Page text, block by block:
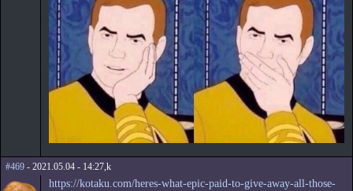
#469 - 2021.05.04 - 14:27,k
https://kotaku.com/heres-what-epic-paid-to-give-away-all-those-